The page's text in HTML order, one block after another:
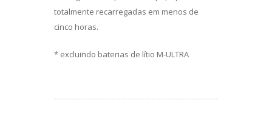
totalmente recarregadas em menos de
cinco horas.
* excluindo baterias de lítio M-ULTRA